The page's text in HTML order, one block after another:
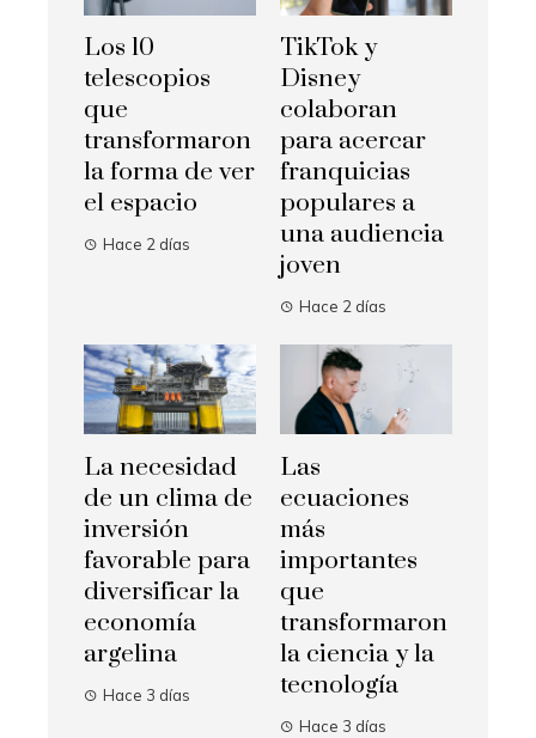
Los 10
telescopios
que
transformaron
la forma de ver
el espacio
Hace 2 días
TikTok y
Disney
colaboran
para acercar
franquicias
populares a
una audiencia
joven
Hace 2 días
La necesidad
de un clima de
inversión
favorable para
diversificar la
economía
argelina
Hace 3 días
Las
ecuaciones
más
importantes
que
transformaron
la ciencia y la
tecnología
Hace 3 días